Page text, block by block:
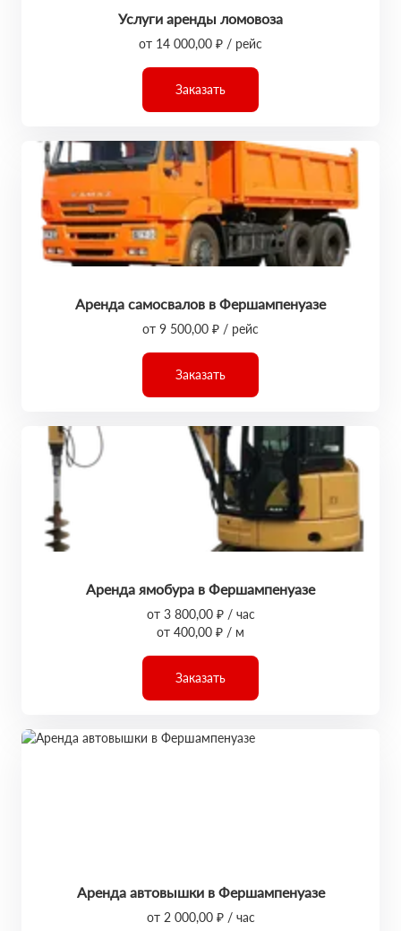
Услуги аренды ломовоза
от 14 000,00 ₽ / рейс
Заказать
Аренда самосвалов в Фершампенуазе
от 9 500,00 ₽ / рейс
Заказать
Аренда ямобура в Фершампенуазе
от 3 800,00 ₽ / час
от 400,00 ₽ / м
Заказать
Аренда автовышки в Фершампенуазе
от 2 000,00 ₽ / час